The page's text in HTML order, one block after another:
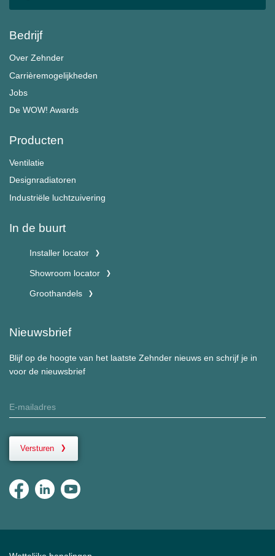
Bedrijf
Over Zehnder
Carrièremogelijkheden
Jobs
De WOW! Awards
Producten
Ventilatie
Designradiatoren
Industriële luchtzuivering
In de buurt
Installer locator
Showroom locator
Groothandels
Nieuwsbrief
Blijf op de hoogte van het laatste Zehnder nieuws en schrijf je in
voor de nieuwsbrief
Versturen